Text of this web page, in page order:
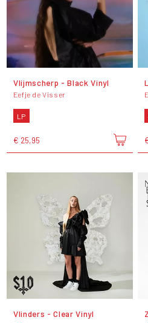
Vlijmscherp - Black Vinyl
Eefje de Visser
LP
€ 25,95
Vlinders - Clear Vinyl